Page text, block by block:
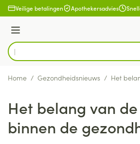
Ga naar de inhoud
Veilige betalingen Apothekersadvies
Menu
Product, merk, categorie...
Home / Gezondheidsnieuws / Het
Het belang van
binnen de